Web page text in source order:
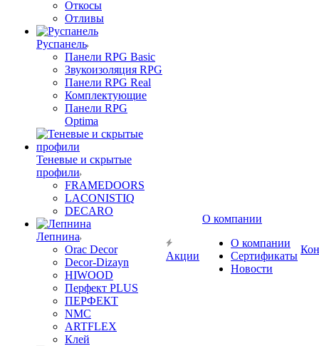
Откосы
Отливы
Руспанель
Панели RPG Basic
Звукоизоляция RPG
Панели RPG Real
Комплектующие
Панели RPG
Optima
Теневые и скрытые
профили
FRAMEDOORS
LACONISTIQ
DECARO
Лепнина
Orac Decor
Decor-Dizayn
HIWOOD
Перфект PLUS
ПЕРФЕКТ
NMC
ARTFLEX
Клей
Акции
О компании
О компании
Сертификаты
Новости